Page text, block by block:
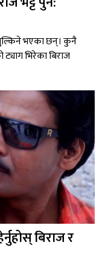
झुल्किने भएका छन्। कुनै
भिरेका बिराज
बिराज र